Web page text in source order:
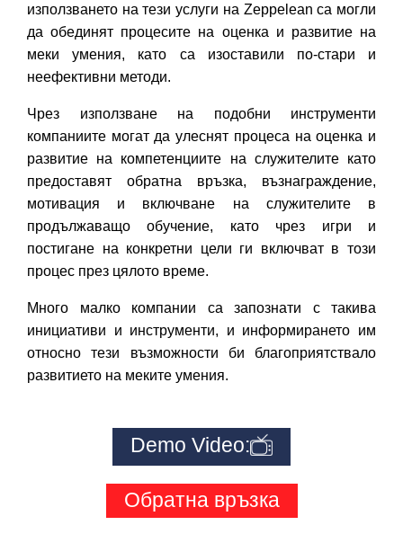
използването на тези услуги на Zeppelean са могли
да обединят процесите на оценка и развитие на
меки умения, като са изоставили по-стари и
неефективни методи.
Чрез използване на подобни инструменти
компаниите могат да улеснят процеса на оценка и
развитие на компетенциите на служителите като
предоставят обратна връзка, възнаграждение,
мотивация и включване на служителите в
продължаващо обучение, като чрез игри и
постигане на конкретни цели ги включват в този
процес през цялото време.
Много малко компании са запознати с такива
инициативи и инструменти, и информирането им
относно тези възможности би благоприятствало
развитието на меките умения.
Demo Video:
Обратна връзка